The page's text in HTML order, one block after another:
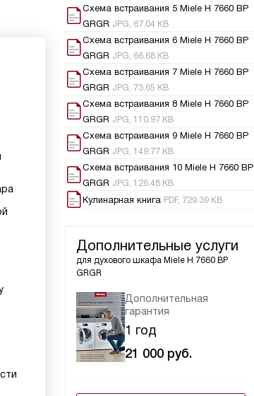
Схема встраивания 5 Miele H 7660 BP
GRGR JPG, 67.04 KB
Схема встраивания 6 Miele H 7660 BP
GRGR JPG, 66.68 KB
Схема встраивания 7 Miele H 7660 BP
GRGR JPG, 73.65 KB
Схема встраивания 8 Miele H 7660 BP
GRGR JPG, 110.97 KB
Схема встраивания 9 Miele H 7660 BP
GRGR JPG, 149.77 KB
Схема встраивания 10 Miele H 7660 BP
GRGR JPG, 126.48 KB
Кулинарная книга PDF, 729.39 KB
Дополнительные услуги
для духового шкафа Miele H 7660 BP
GRGR
Дополнительная
гарантия
1 год
21 000 руб.